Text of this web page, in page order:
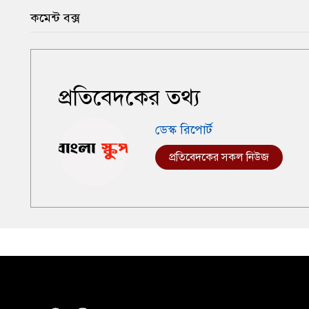
কমেন্ট বক্স
প্রতিবেদকের তথ্য
ডেস্ক রিপোর্ট
প্রতিবেদকের সকল নিউজ